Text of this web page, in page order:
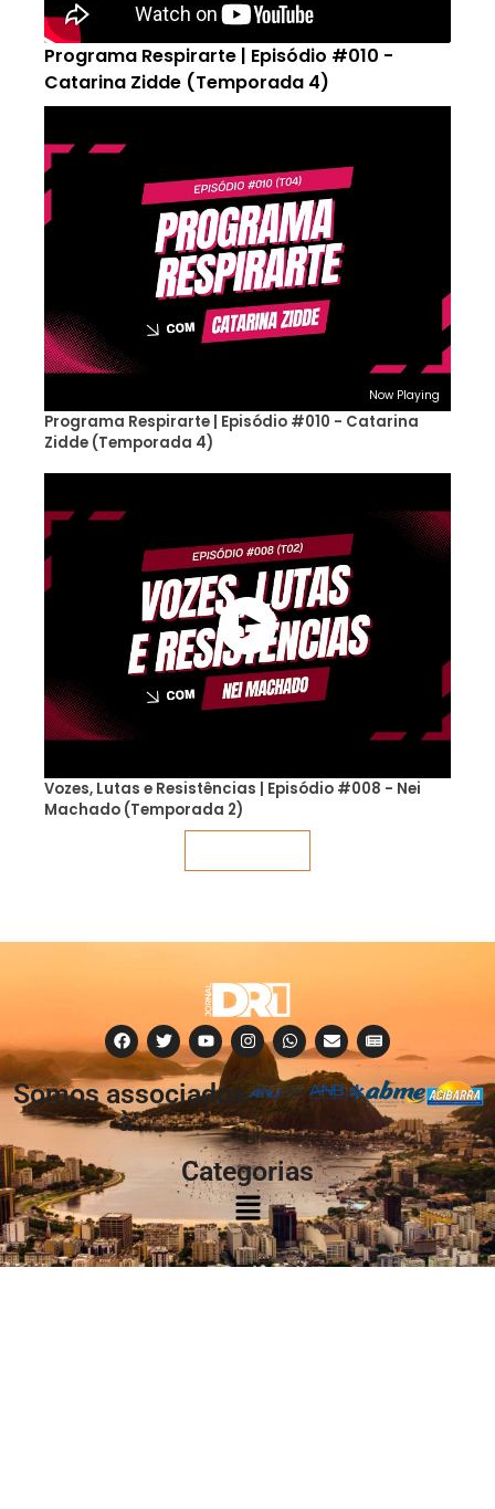
Programa Respirarte | Episódio #010 -
Catarina Zidde (Temporada 4)
Now Playing
Programa Respirarte | Episódio #010 - Catarina
Zidde (Temporada 4)
Vozes, Lutas e Resistências | Episódio #008 - Nei
Machado (Temporada 2)
Somos associados
à:
Categorias